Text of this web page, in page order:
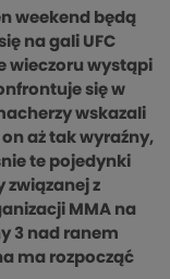
weekend będą
na gali UFC
wieczoru wystąpi
się w
wskazali
aż tak wyraźny,
te pojedynki
związanej z
MMA na
3 nad ranem
ma rozpocząć